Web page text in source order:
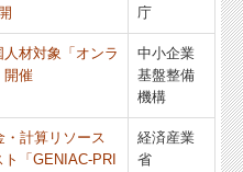
庁
材対象「オンラ
開催
中小企業
基盤整備
機構
・計算リソース
「GENIAC-PRI
経済産業
省